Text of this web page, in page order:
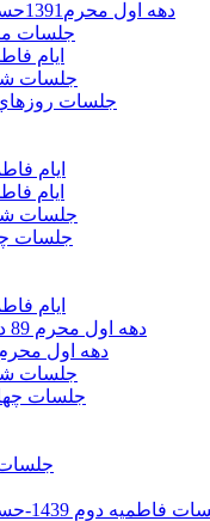
دهه اول محرم1391حسينيه شيخ مرتضي زاهد
جلسات
ايام
جلسات
جلسات روزهاي
ایام
ایام
جلسات
جلسات
ایام
دهه اول محرم 89 در هیئت محبان العباس
دهه اول محرم 89 در منزل معظم
جلسات
جلسات
جلسات
دوم 1439-حسینیه شیخ مرتضی زاهد